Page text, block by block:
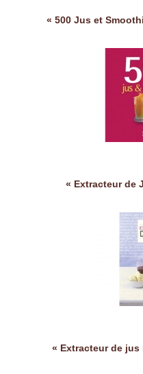
« 500 Jus et
« Extracteur de
« Extracteur de jus